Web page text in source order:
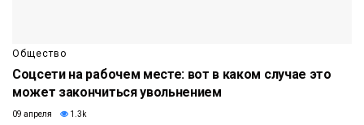
Общество
Соцсети на рабочем месте: вот в каком случае это
может закончиться увольнением
09 апреля 1.3k